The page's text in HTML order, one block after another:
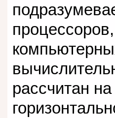
рассчитан